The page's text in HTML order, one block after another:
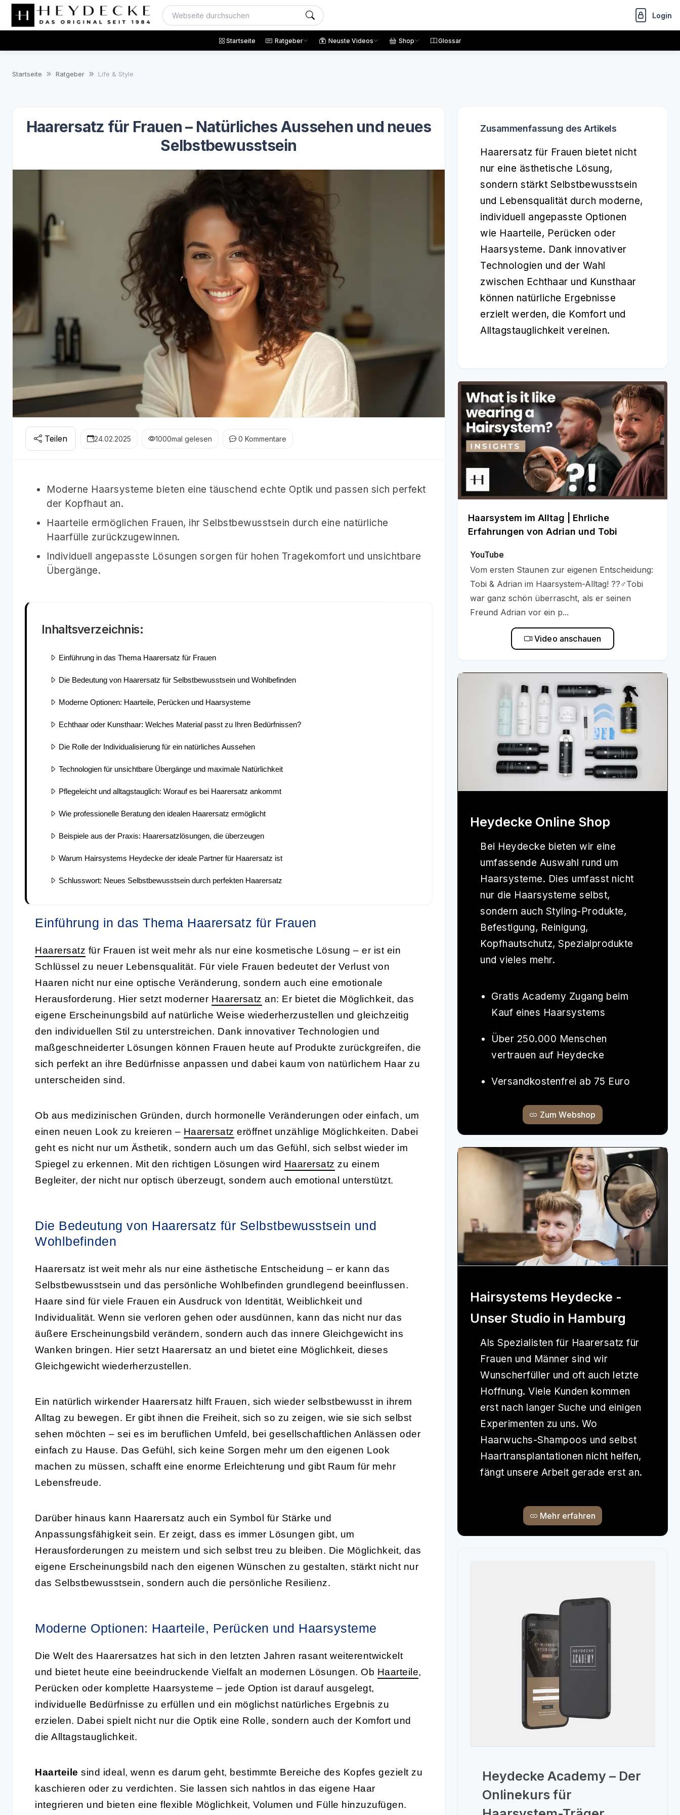
Login
Startseite Ratgeber Neuste Videos Shop Glossar
Startseite Ratgeber Life & Style
Haarersatz für Frauen – Natürliches Aussehen und neues
Selbstbewusstsein
Teilen 24.02.2025 1000mal gelesen 0 Kommentare
Moderne Haarsysteme bieten eine täuschend echte Optik und passen sich perfekt
der Kopfhaut an.
Haarteile ermöglichen Frauen, ihr Selbstbewusstsein durch eine natürliche
Haarfülle zurückzugewinnen.
Individuell angepasste Lösungen sorgen für hohen Tragekomfort und unsichtbare
Übergänge.
Inhaltsverzeichnis:
Einführung in das Thema Haarersatz für Frauen
Die Bedeutung von Haarersatz für Selbstbewusstsein und Wohlbefinden
Moderne Optionen: Haarteile, Perücken und Haarsysteme
Echthaar oder Kunsthaar: Welches Material passt zu Ihren Bedürfnissen?
Die Rolle der Individualisierung für ein natürliches Aussehen
Technologien für unsichtbare Übergänge und maximale Natürlichkeit
Pflegeleicht und alltagstauglich: Worauf es bei Haarersatz ankommt
Wie professionelle Beratung den idealen Haarersatz ermöglicht
Beispiele aus der Praxis: Haarersatzlösungen, die überzeugen
Warum Hairsystems Heydecke der ideale Partner für Haarersatz ist
Schlusswort: Neues Selbstbewusstsein durch perfekten Haarersatz
Einführung in das Thema Haarersatz für Frauen
Haarersatz für Frauen ist weit mehr als nur eine kosmetische Lösung – er ist ein
Schlüssel zu neuer Lebensqualität. Für viele Frauen bedeutet der Verlust von
Haaren nicht nur eine optische Veränderung, sondern auch eine emotionale
Herausforderung. Hier setzt moderner Haarersatz an: Er bietet die Möglichkeit, das
eigene Erscheinungsbild auf natürliche Weise wiederherzustellen und gleichzeitig
den individuellen Stil zu unterstreichen. Dank innovativer Technologien und
maßgeschneiderter Lösungen können Frauen heute auf Produkte zurückgreifen, die
sich perfekt an ihre Bedürfnisse anpassen und dabei kaum von natürlichem Haar zu
unterscheiden sind.
Ob aus medizinischen Gründen, durch hormonelle Veränderungen oder einfach, um
einen neuen Look zu kreieren – Haarersatz eröffnet unzählige Möglichkeiten. Dabei
geht es nicht nur um Ästhetik, sondern auch um das Gefühl, sich selbst wieder im
Spiegel zu erkennen. Mit den richtigen Lösungen wird Haarersatz zu einem
Begleiter, der nicht nur optisch überzeugt, sondern auch emotional unterstützt.
Die Bedeutung von Haarersatz für Selbstbewusstsein und
Wohlbefinden
Haarersatz ist weit mehr als nur eine ästhetische Entscheidung – er kann das
Selbstbewusstsein und das persönliche Wohlbefinden grundlegend beeinflussen.
Haare sind für viele Frauen ein Ausdruck von Identität, Weiblichkeit und
Individualität. Wenn sie verloren gehen oder ausdünnen, kann das nicht nur das
äußere Erscheinungsbild verändern, sondern auch das innere Gleichgewicht ins
Wanken bringen. Hier setzt Haarersatz an und bietet eine Möglichkeit, dieses
Gleichgewicht wiederherzustellen.
Ein natürlich wirkender Haarersatz hilft Frauen, sich wieder selbstbewusst in ihrem
Alltag zu bewegen. Er gibt ihnen die Freiheit, sich so zu zeigen, wie sie sich selbst
sehen möchten – sei es im beruflichen Umfeld, bei gesellschaftlichen Anlässen oder
einfach zu Hause. Das Gefühl, sich keine Sorgen mehr um den eigenen Look
machen zu müssen, schafft eine enorme Erleichterung und gibt Raum für mehr
Lebensfreude.
Darüber hinaus kann Haarersatz auch ein Symbol für Stärke und
Anpassungsfähigkeit sein. Er zeigt, dass es immer Lösungen gibt, um
Herausforderungen zu meistern und sich selbst treu zu bleiben. Die Möglichkeit, das
eigene Erscheinungsbild nach den eigenen Wünschen zu gestalten, stärkt nicht nur
das Selbstbewusstsein, sondern auch die persönliche Resilienz.
Moderne Optionen: Haarteile, Perücken und Haarsysteme
Die Welt des Haarersatzes hat sich in den letzten Jahren rasant weiterentwickelt
und bietet heute eine beeindruckende Vielfalt an modernen Lösungen. Ob Haarteile,
Perücken oder komplette Haarsysteme – jede Option ist darauf ausgelegt,
individuelle Bedürfnisse zu erfüllen und ein möglichst natürliches Ergebnis zu
erzielen. Dabei spielt nicht nur die Optik eine Rolle, sondern auch der Komfort und
die Alltagstauglichkeit.
Haarteile sind ideal, wenn es darum geht, bestimmte Bereiche des Kopfes gezielt zu
kaschieren oder zu verdichten. Sie lassen sich nahtlos in das eigene Haar
integrieren und bieten eine flexible Möglichkeit, Volumen und Fülle hinzuzufügen.
Zusammenfassung des Artikels
Haarersatz für Frauen bietet nicht
nur eine ästhetische Lösung,
sondern stärkt Selbstbewusstsein
und Lebensqualität durch moderne,
individuell angepasste Optionen
wie Haarteile, Perücken oder
Haarsysteme. Dank innovativer
Technologien und der Wahl
zwischen Echthaar und Kunsthaar
können natürliche Ergebnisse
erzielt werden, die Komfort und
Alltagstauglichkeit vereinen.
Haarsystem im Alltag | Ehrliche
Erfahrungen von Adrian und Tobi
YouTube
Vom ersten Staunen zur eigenen Entscheidung:
Tobi & Adrian im Haarsystem-Alltag! ??‍♂️Tobi
war ganz schön überrascht, als er seinen
Freund Adrian vor ein p...
Video anschauen
Heydecke Online Shop
Bei Heydecke bieten wir eine
umfassende Auswahl rund um
Haarsysteme. Dies umfasst nicht
nur die Haarsysteme selbst,
sondern auch Styling-Produkte,
Befestigung, Reinigung,
Kopfhautschutz, Spezialprodukte
und vieles mehr.
Gratis Academy Zugang beim
Kauf eines Haarsystems
Über 250.000 Menschen
vertrauen auf Heydecke
Versandkostenfrei ab 75 Euro
Zum Webshop
Hairsystems Heydecke -
Unser Studio in Hamburg
Als Spezialisten für Haarersatz für
Frauen und Männer sind wir
Wunscherfüller und oft auch letzte
Hoffnung. Viele Kunden kommen
erst nach langer Suche und einigen
Experimenten zu uns. Wo
Haarwuchs-Shampoos und selbst
Haartransplantationen nicht helfen,
fängt unsere Arbeit gerade erst an.
Mehr erfahren
Heydecke Academy – Der
Onlinekurs für